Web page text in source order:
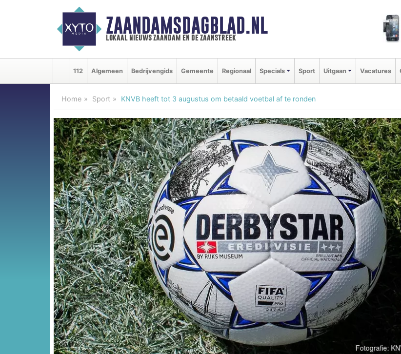
ZAANDAMSDAGBLAD.NL
lokaal nieuws zaandam en de zaanstreek
112 Algemeen Bedrijvengids Gemeente Regionaal Specials Sport Uitgaan Vacatures
Home Sport KNVB heeft tot 3 augustus om betaald voetbal af te ronden